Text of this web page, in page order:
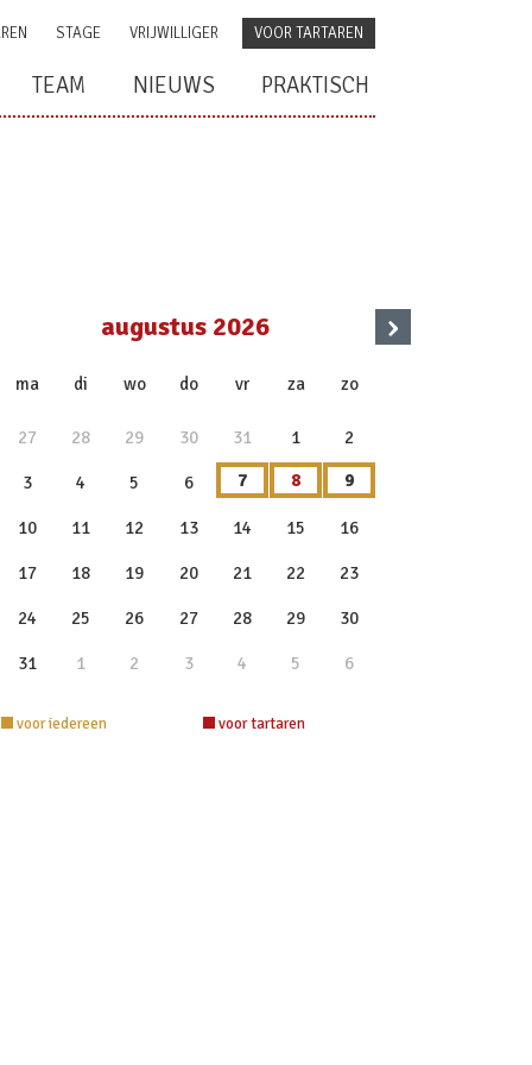
VOOR TARTAREN
STAGE VRIJWILLIGER
TEAM NIEUWS PRAKTISCH
augustus 2026
ma di wo do vr za zo
27 28 29 30 31 1 2
3 4 5 6 7 8 9
10 11 12 13 14 15 16
17 18 19 20 21 22 23
24 25 26 27 28 29 30
31 1 2 3 4 5 6
›
voor iedereen voor tartaren